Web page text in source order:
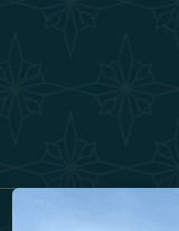
Souhaitez-vous en
Abonnez-vous à